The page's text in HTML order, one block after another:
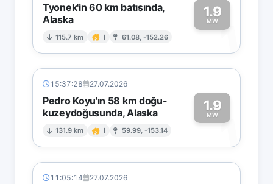
Tyonek'in 60 km batısında,
Alaska
115.7 km I 61.08, -152.26
1.9
MW1
15:37:28 27.07.2026
Pedro Koyu'ın 58 km doğu-
kuzeydoğusunda, Alaska
131.9 km I 59.99, -153.14
1.9
MW1
11:05:14 27.07.2026